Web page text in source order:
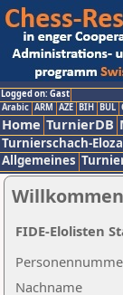
Logged on: Gast
Arabic ARM AZE BIH BUL
Home TurnierDB
Turnierschach-
Allgemeines
Nachname
FIDE-Elolisten